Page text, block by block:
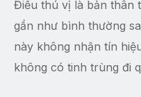
Điều thú vị là bản thân
gần như bình thường
này không nhận tín
không có tinh trùng đi